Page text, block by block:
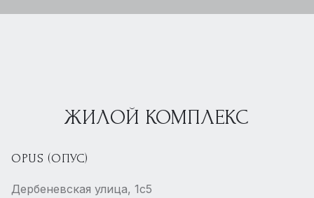
ЖИЛОЙ КОМПЛЕКС
OPUS (ОПУС)
Дербеневская улица, 1с5